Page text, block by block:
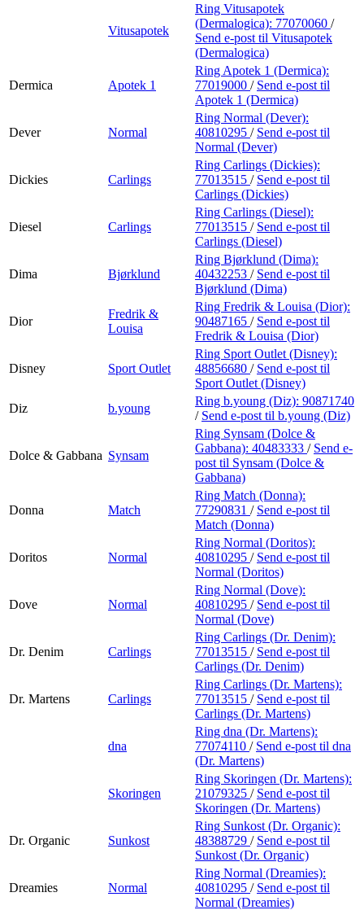
Vitusapotek
Ring Vitusapotek
(Dermalogica): 77070060 /
Send e-post til Vitusapotek
(Dermalogica)
Dermica Apotek 1
Ring Apotek 1 (Dermica):
77019000 / Send e-post til
Apotek 1 (Dermica)
Dever Normal
Ring Normal (Dever):
40810295 / Send e-post til
Normal (Dever)
Dickies Carlings
Ring Carlings (Dickies):
77013515 / Send e-post til
Carlings (Dickies)
Diesel Carlings
Ring Carlings (Diesel):
77013515 / Send e-post til
Carlings (Diesel)
Dima Bjørklund
Ring Bjørklund (Dima):
40432253 / Send e-post til
Bjørklund (Dima)
Dior
Fredrik &
Louisa
Ring Fredrik & Louisa (Dior):
90487165 / Send e-post til
Fredrik & Louisa (Dior)
Disney Sport Outlet
Ring Sport Outlet (Disney):
48856680 / Send e-post til
Sport Outlet (Disney)
Diz
b.young
Ring b.young (Diz): 90871740
/ Send e-post til b.young (Diz)
Dolce & Gabbana Synsam
Ring Synsam (Dolce &
Gabbana): 40483333 / Send e-
post til Synsam (Dolce &
Gabbana)
Donna Match
Ring Match (Donna):
77290831 / Send e-post til
Match (Donna)
Doritos Normal
Ring Normal (Doritos):
40810295 / Send e-post til
Normal (Doritos)
Dove Normal
Ring Normal (Dove):
40810295 / Send e-post til
Normal (Dove)
Dr. Denim Carlings
Ring Carlings (Dr. Denim):
77013515 / Send e-post til
Carlings (Dr. Denim)
Dr. Martens Carlings
Ring Carlings (Dr. Martens):
77013515 / Send e-post til
Carlings (Dr. Martens)
dna
Ring dna (Dr. Martens):
77074110 / Send e-post til dna
(Dr. Martens)
Skoringen
Ring Skoringen (Dr. Martens):
21079325 / Send e-post til
Skoringen (Dr. Martens)
Dr. Organic Sunkost
Ring Sunkost (Dr. Organic):
48388729 / Send e-post til
Sunkost (Dr. Organic)
Dreamies Normal
Ring Normal (Dreamies):
40810295 / Send e-post til
Normal (Dreamies)